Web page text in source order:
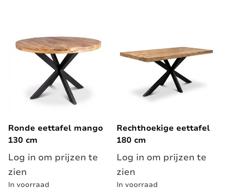
Ronde eettafel mango
130 cm
Log in om prijzen te
zien
In voorraad
Rechthoekige eettafel
180 cm
Log in om prijzen te
zien
In voorraad